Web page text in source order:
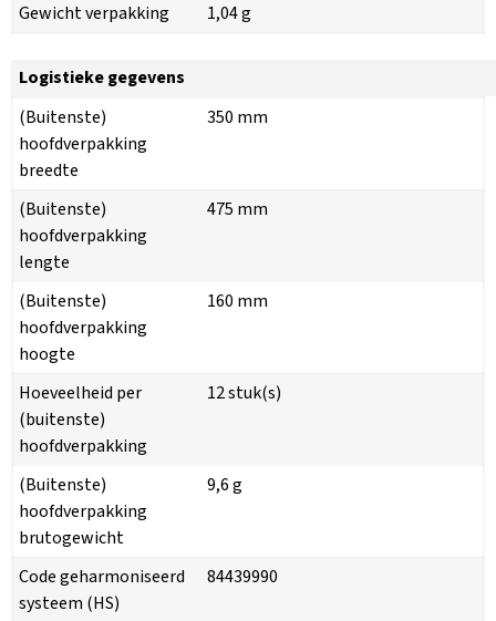
Gewicht verpakking
1,04 g
Logistieke gegevens
(Buitenste)
hoofdverpakking
breedte
350 mm
(Buitenste)
hoofdverpakking
lengte
475 mm
(Buitenste)
hoofdverpakking
hoogte
160 mm
Hoeveelheid per
(buitenste)
hoofdverpakking
12 stuk(s)
(Buitenste)
hoofdverpakking
brutogewicht
9,6 g
Code geharmoniseerd
systeem (HS)
84439990